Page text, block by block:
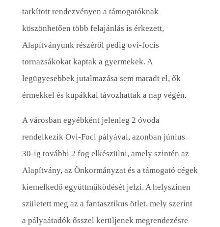
tarkított rendezvényen a támogatóknak
köszönhetően több felajánlás is érkezett,
Alapítványunk részéről pedig ovi-focis
tornazsákokat kaptak a gyermekek. A
legügyesebbek jutalmazása sem maradt el, ők
érmekkel és kupákkal távozhattak a nap végén.
A városban egyébként jelenleg 2 óvoda
rendelkezik Ovi-Foci pályával, azonban június
30-ig további 2 fog elkészülni, amely szintén az
Alapítvány, az Önkormányzat és a támogató cégek
kiemelkedő együttműködését jelzi. A helyszínen
született meg az a fantasztikus ötlet, mely szerint
a pályaátadók ősszel kerüljenek megrendezésre